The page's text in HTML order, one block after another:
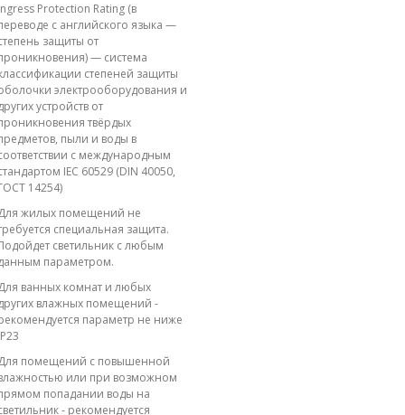
Protection Rating (в
с английского языка —
защиты от
— система
степеней защиты
электрооборудования и
устройств от
твёрдых
пыли и воды в
с международным
IEC 60529 (DIN 40050,
14254)
жилых помещений не
специальная защита.
светильник с любым
параметром.
ванных комнат и любых
влажных помещений -
параметр не ниже
помещений с повышенной
или при возможном
попадании воды на
- рекомендуется